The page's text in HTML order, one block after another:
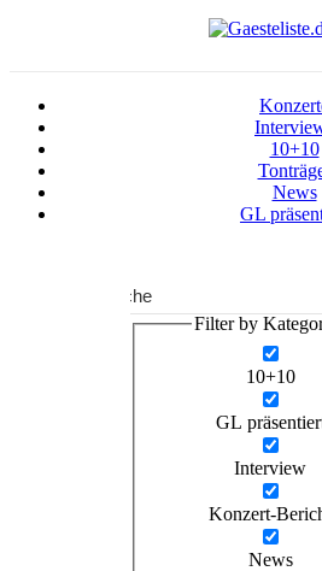
10+10
News
GL
Suche
Filter by
10+10
GL
Interview
Konzert-
News